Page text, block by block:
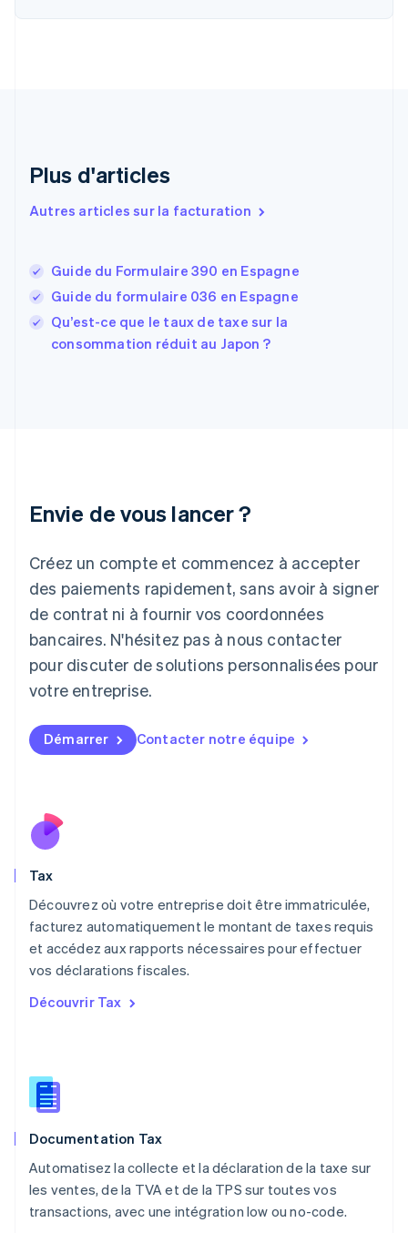
Plus d'articles
Autres articles sur la facturation
Guide du Formulaire 390 en Espagne
Guide du formulaire 036 en Espagne
Qu’est-ce que le taux de taxe sur la
consommation réduit au Japon ?
Envie de vous lancer ?
Créez un compte et commencez à accepter
des paiements rapidement, sans avoir à signer
de contrat ni à fournir vos coordonnées
bancaires. N'hésitez pas à nous contacter
pour discuter de solutions personnalisées pour
votre entreprise.
Démarrer Contacter notre équipe
Tax
Découvrez où votre entreprise doit être immatriculée,
facturez automatiquement le montant de taxes requis
et accédez aux rapports nécessaires pour effectuer
vos déclarations fiscales.
Découvrir Tax
Documentation Tax
Automatisez la collecte et la déclaration de la taxe sur
les ventes, de la TVA et de la TPS sur toutes vos
transactions, avec une intégration low ou no-code.
Español English
English
Finlande
English Svenska
FrançaisEnglish
Gibraltar
English
Italie
Japon
日本語
Lettonie
English
Liechtenstein
DeutschEnglish
English
FrançaisDeutschEnglish
Malaisie
Mexique
Español
Nouvelle-Zélande
Pays-Bas
NederlandsEnglish
Pologne
Portugal
République tchèque
English
English
Royaume-Uni
Singapour
English简体中文